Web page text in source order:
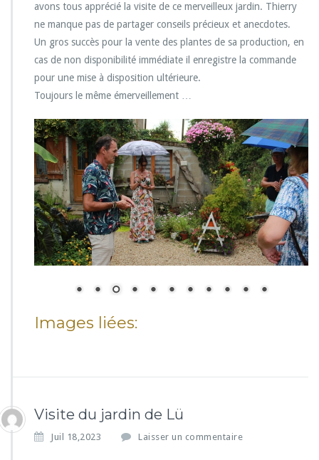
avons tous apprécié la visite de ce merveilleux jardin. Thierry
ne manque pas de partager conseils précieux et anecdotes.
Un gros succès pour la vente des plantes de sa production, en
cas de non disponibilité immédiate il enregistre la commande
pour une mise à disposition ultérieure.
Toujours le même émerveillement …
Images liées:
Visite du jardin de Lü
Juil 18,2023 Laisser un commentaire